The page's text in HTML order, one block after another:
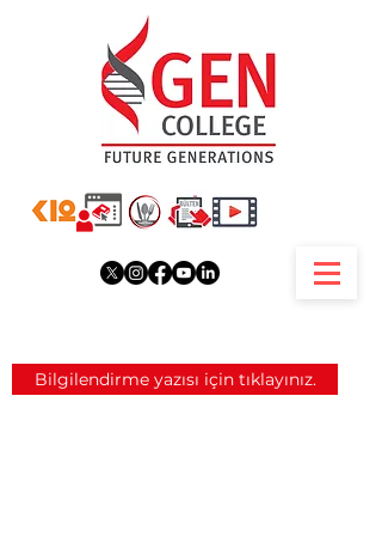
Bilgilendirme yazısı için tıklayınız.